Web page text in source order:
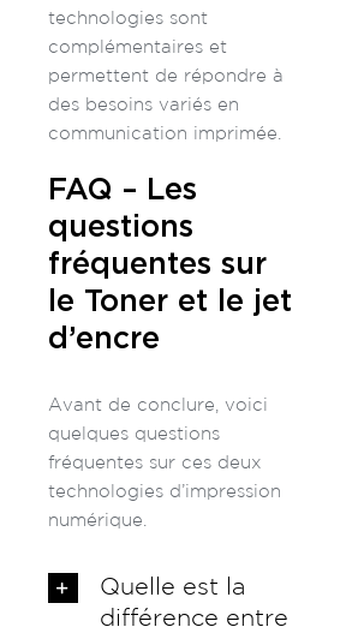
technologies sont
complémentaires et
permettent de répondre à
des besoins variés en
communication imprimée.
FAQ – Les
questions
fréquentes sur
le Toner et le jet
d’encre
Avant de conclure, voici
quelques questions
fréquentes sur ces deux
technologies d’impression
numérique.
Quelle est la
différence entre